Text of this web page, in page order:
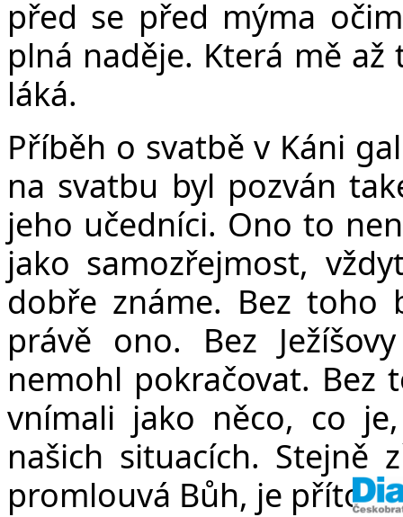
v
před se před mýma
plná naděje. Která mě
láká.
Příběh o svatbě v Káni
na svatbu byl pozván
jeho učedníci. Ono to
jako samozřejmost,
dobře známe. Bez toho
právě ono. Bez
nemohl pokračovat. Bez
vnímali jako něco, co
našich situacích. Stejně
promlouvá Bůh, je